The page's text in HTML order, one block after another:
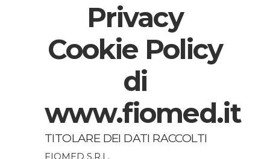
Privacy
Cookie Policy
di
www.fiomed.it
TITOLARE DEI DATI RACCOLTI
FIOMED S.R.L.